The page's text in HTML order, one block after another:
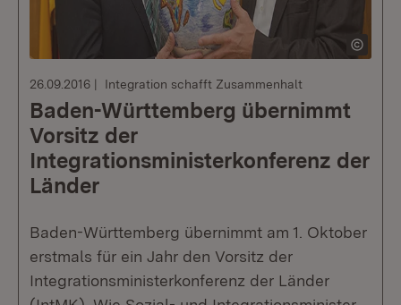
26.09.2016 Integration schafft Zusammenhalt
Baden-Württemberg übernimmt
Vorsitz der
Integrationsministerkonferenz der
Länder
Baden-Württemberg übernimmt am 1. Oktober
erstmals für ein Jahr den Vorsitz der
Integrationsministerkonferenz der Länder